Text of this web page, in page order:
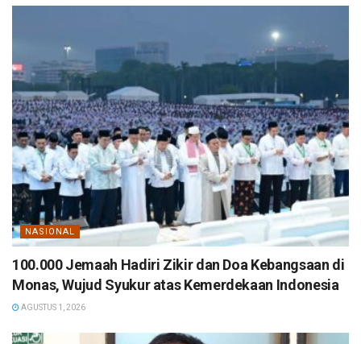
NASIONAL
100.000 Jemaah Hadiri Zikir dan Doa Kebangsaan di
Monas, Wujud Syukur atas Kemerdekaan Indonesia
AGUSTUS 1, 2026